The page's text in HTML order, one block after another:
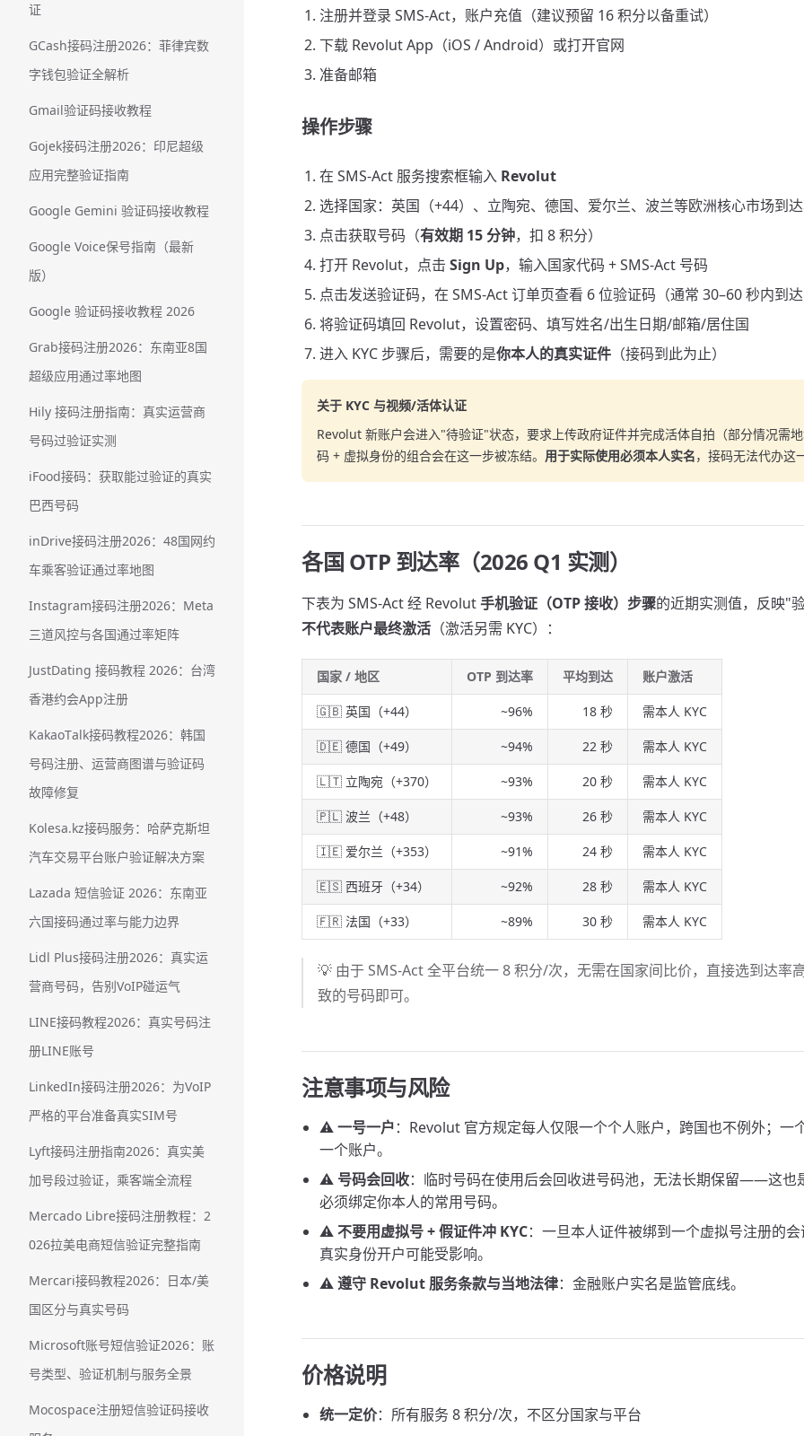
证
GCash接码注册2026：菲律宾数
字钱包验证全解析
Gmail验证码接收教程
Gojek接码注册2026：印尼超级
应用完整验证指南
Google Gemini 验证码接收教程
Google Voice保号指南（最新
版）
Google 验证码接收教程 2026
Grab接码注册2026：东南亚8国
超级应用通过率地图
Hily 接码注册指南：真实运营商
号码过验证实测
iFood接码：获取能过验证的真实
巴西号码
inDrive接码注册2026：48国网约
车乘客验证通过率地图
Instagram接码注册2026：Meta
三道风控与各国通过率矩阵
JustDating 接码教程 2026：台湾
香港约会App注册
KakaoTalk接码教程2026：韩国
号码注册、运营商图谱与验证码
故障修复
Kolesa.kz接码服务：哈萨克斯坦
汽车交易平台账户验证解决方案
Lazada 短信验证 2026：东南亚
六国接码通过率与能力边界
Lidl Plus接码注册2026：真实运
营商号码，告别VoIP碰运气
LINE接码教程2026：真实号码注
册LINE账号
LinkedIn接码注册2026：为VoIP
严格的平台准备真实SIM号
Lyft接码注册指南2026：真实美
加号段过验证，乘客端全流程
Mercado Libre接码注册教程：2
026拉美电商短信验证完整指南
Mercari接码教程2026：日本/美
国区分与真实号码
Microsoft账号短信验证2026：账
号类型、验证机制与服务全景
Mocospace注册短信验证码接收
注册并登录 SMS-Act，账户充值（建议预留 16 积分以备重试）
下载 Revolut App（iOS / Android）或打开官网
准备邮箱
操作步骤
在 SMS-Act 服务搜索框输入 Revolut
选择国家：英国（+44）、立陶宛、德国、爱尔兰、波兰等欧洲核心市场到
点击获取号码（有效期 15 分钟，扣 8 积分）
打开 Revolut，点击 Sign Up，输入国家代码 + SMS-Act 号码
点击发送验证码，在 SMS-Act 订单页查看 6 位验证码（通常 30–60 秒内到
将验证码填回 Revolut，设置密码、填写姓名/出生日期/邮箱/居住国
进入 KYC 步骤后，需要的是你本人的真实证件 （接码到此为止）
关于 KYC 与视频/活体认证
Revolut 新账户会进入"待验证"状态，要求上传政府证件并完成活体自拍（部分情况需
码 + 虚拟身份的组合会在这一步被冻结。 用于实际使用必须本人实名，接码无法代办这
各国 OTP 到达率（2026 Q1 实测）
下表为 SMS-Act 经 Revolut手机验证（OTP 接收）步骤的近期实测值，反映"
不代表账户最终激活 （激活另需 KYC）：
国家 / 地区 OTP 到达率 平均到达 账户激活
🇬🇧 英国（+44） ~96% 18 秒 需本人 KYC
🇩🇪 德国（+49） ~94% 22 秒 需本人 KYC
🇱🇹 立陶宛（+370） ~93% 20 秒 需本人 KYC
🇵🇱 波兰（+48） ~93% 26 秒 需本人 KYC
🇮🇪 爱尔兰（+353） ~91% 24 秒 需本人 KYC
🇪🇸 西班牙（+34） ~92% 28 秒 需本人 KYC
🇫🇷 法国（+33） ~89% 30 秒 需本人 KYC
💡 由于 SMS-Act 全平台统一 8 积分/次，无需在国家间比价，直接选到达率
致的号码即可。
注意事项与风险
⚠️一号一户：Revolut 官方规定每人仅限一个个人账户，跨国也不例外；一
一个账户。
⚠️ 号码会回收：临时号码在使用后会回收进号码池，无法长期保留——这也
必须绑定你本人的常用号码。
⚠️不要用虚拟号 + 假证件冲 KYC：一旦本人证件被绑到一个虚拟号注册的
真实身份开户可能受影响。
⚠️遵守 Revolut 服务条款与当地法律：金融账户实名是监管底线。
价格说明
统一定价：所有服务 8 积分/次，不区分国家与平台